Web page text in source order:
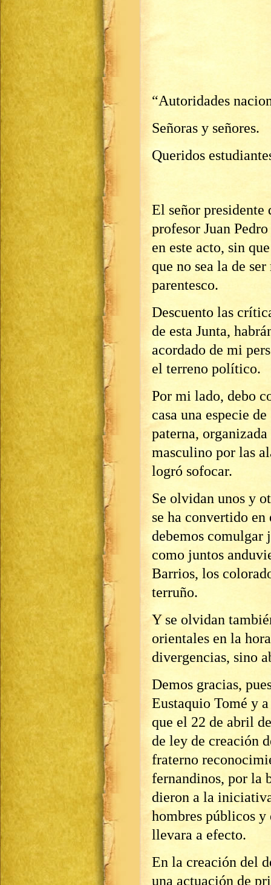
“Autoridades
Señoras y señores.
Queridos
El señor presidente
profesor Juan
en este acto, sin
que no sea la de
parentesco.
Descuento las
de esta Junta,
acordado de mi
el terreno político.
Por mi lado, debo
casa una especie
paterna,
masculino por las
logró sofocar.
Se olvidan unos y
se ha convertido
debemos comulgar
como juntos
Barrios, los
terruño.
Y se olvidan
orientales en la
divergencias, sino
Demos gracias,
Eustaquio Tomé y
que el 22 de abril
de ley de creación
fraterno
fernandinos, por la
dieron a la
hombres públicos y
llevara a efecto.
En la creación del
una actuación de